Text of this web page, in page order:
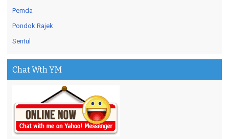
Pemda
Pondok Rajek
Sentul
Chat Wth YM